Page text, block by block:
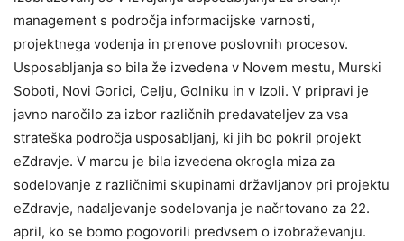
management s področja informacijske varnosti,
projektnega vodenja in prenove poslovnih procesov.
Usposabljanja so bila že izvedena v Novem mestu, Murski
Soboti, Novi Gorici, Celju, Golniku in v Izoli. V pripravi je
javno naročilo za izbor različnih predavateljev za vsa
strateška področja usposabljanj, ki jih bo pokril projekt
eZdravje. V marcu je bila izvedena okrogla miza za
sodelovanje z različnimi skupinami državljanov pri projektu
eZdravje, nadaljevanje sodelovanja je načrtovano za 22.
april, ko se bomo pogovorili predvsem o izobraževanju.